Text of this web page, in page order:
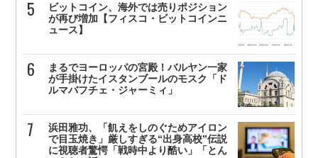
ビットコイン、海外では売りポジション
が再び増加【フィスコ・ビットコインニ
ュース】
まるでヨーロッパの宮殿！バルヤン一家
が手掛けたイスタンブールのモスク「ド
ルマバフチェ・ジャーミィ」
浜田雅功、「飢えをしのぐためアイロン
で目玉焼き」厳しすぎる“出身高校”伝説
に視聴者驚愕「戦時中より酷い」「とん